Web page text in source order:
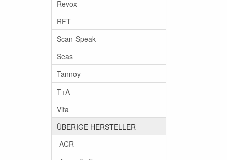
Revox
RFT
Scan-Speak
Seas
Tannoy
T+A
Vifa
ÜBERIGE HERSTELLER
ACR